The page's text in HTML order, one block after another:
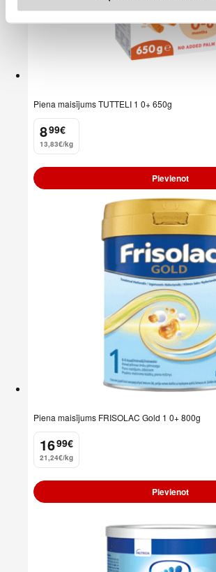
Piena maisījums TUTTELI 1 0+ 650g
8
. 99€
13,83€/kg
Pievienot
Piena maisījums FRISOLAC Gold 1 0+ 800g
16
. 99€
21,24€/kg
Pievienot